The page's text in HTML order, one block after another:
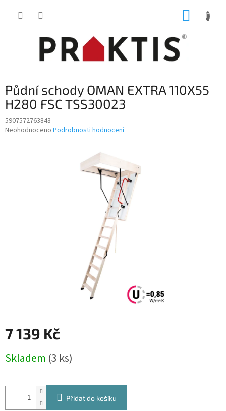
Půdní schody OMAN EXTRA 110X55
H280 FSC TSS30023
5907572763843
Průměrné
Neohodnoceno Podrobnosti hodnocení
7 139 Kč
cena:
Skladem (3 ks)
Přidat do košíku